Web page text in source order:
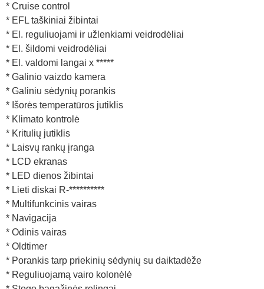
* Cruise control
* EFL taškiniai žibintai
* El. reguliuojami ir užlenkiami veidrodėliai
* El. šildomi veidrodėliai
* El. valdomi langai x *****
* Galinio vaizdo kamera
* Galiniu sėdynių porankis
* Išorės temperatūros jutiklis
* Klimato kontrolė
* Kritulių jutiklis
* Laisvų rankų įranga
* LCD ekranas
* LED dienos žibintai
* Lieti diskai R-**********
* Multifunkcinis vairas
* Navigacija
* Odinis vairas
* Oldtimer
* Porankis tarp priekinių sėdynių su daiktadėže
* Reguliuojamą vairo kolonėlė